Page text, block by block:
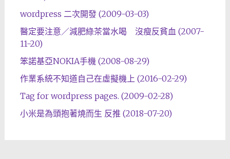
wordpress 二次開發 (2009-03-03)
醫定要注意／減肥綠茶當水喝 沒瘦反貧血 (2007-
11-20)
笨諾基亞NOKIA手機 (2008-08-29)
作業系統不知道自己在虛擬機上 (2016-02-29)
Tag for wordpress pages. (2009-02-28)
小米是為頭抱著燒而生 反推 (2018-07-20)